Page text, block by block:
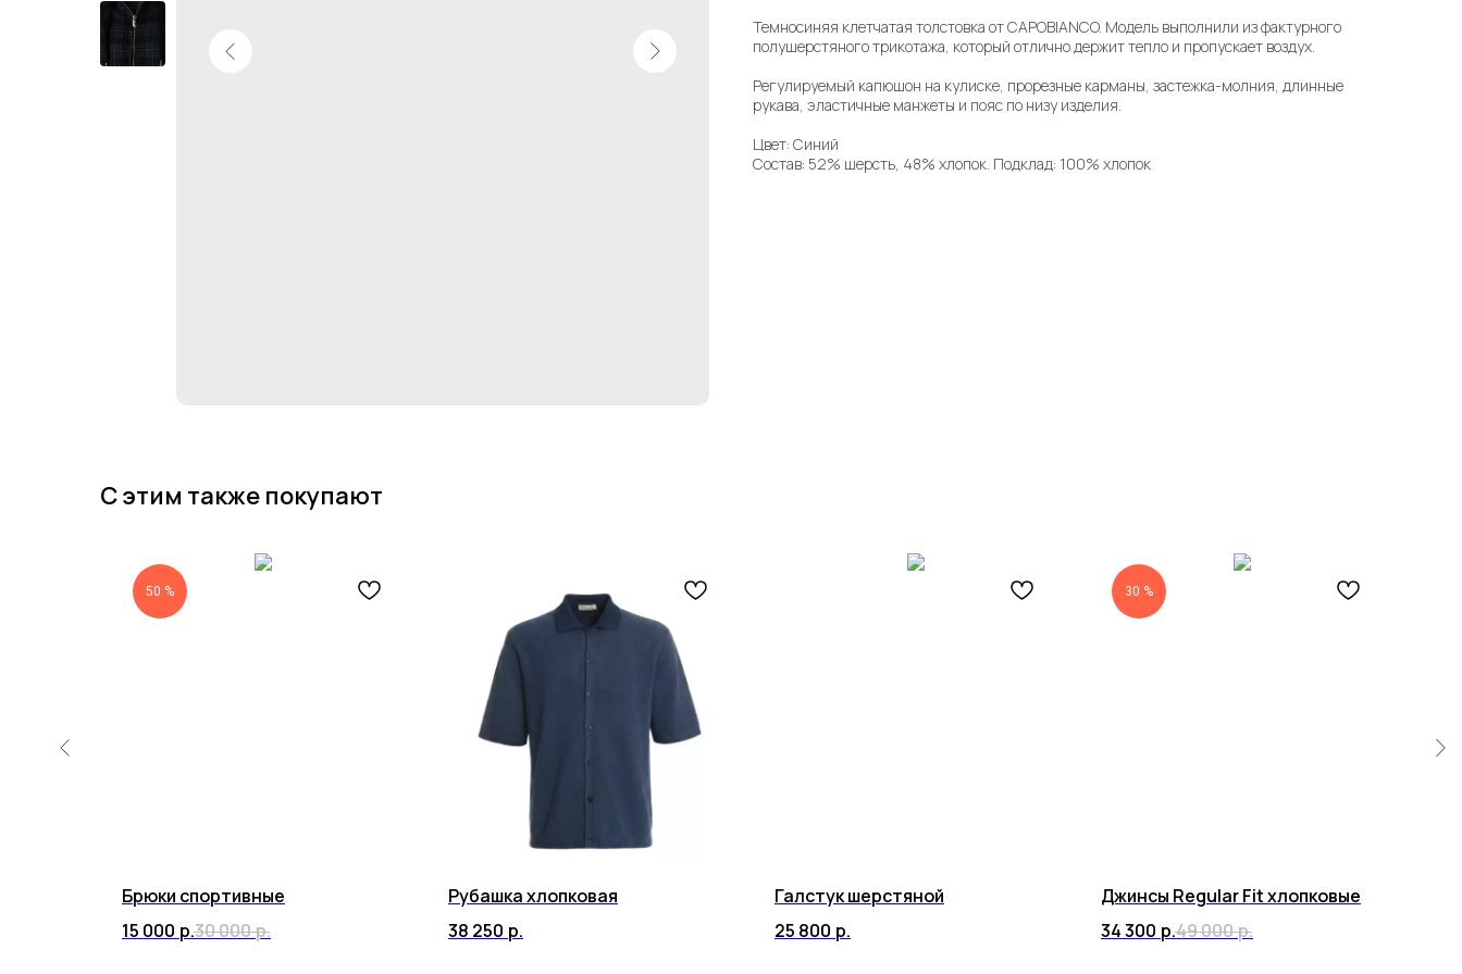
Темносиняя клетчатая толстовка от CAPOBIANCO. Модель выполнили из фактурного
полушерстяного трикотажа, который отлично держит тепло и пропускает воздух.
Регулируемый капюшон на кулиске, прорезные карманы, застежка-молния, длинные
рукава, эластичные манжеты и пояс по низу изделия.
Цвет: Синий
Состав: 52% шерсть, 48% хлопок. Подклад: 100% хлопок
С этим также покупают
50 %
Брюки спортивные
15 000 р.30 000р.
Рубашка хлопковая
38 250 р.
Галстук шерстяной
25 800 р.
30 %
Джинсы Regular Fit хлопковые
34 300 р.49 000р.